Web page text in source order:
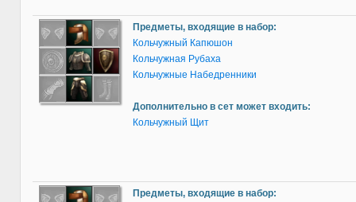
Предметы, входящие в набор:
Кольчужный Капюшон
Кольчужная Рубаха
Кольчужные Набедренники
Дополнительно в сет может входить:
Кольчужный Щит
Предметы, входящие в набор: